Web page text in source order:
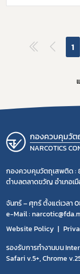
1
กองควบคุมวั
NARCOTICS
กองควบคุมวัตถุเสพติด :
ตำบลตลาดขวัญ อำเภอเ
จันทร์ – ศุกร์ ตั้งแต่เวลา
e-Mail :
Website Policy
รองรับการทำงานบน
Safari v.5+, Chrome